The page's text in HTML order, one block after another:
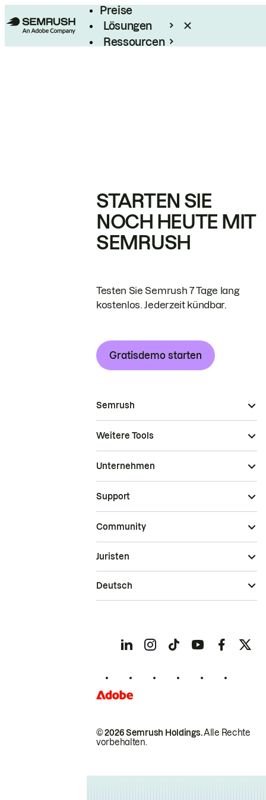
Preise
Lösungen
Ressourcen
STARTEN SIE
NOCH HEUTE MIT
SEMRUSH
Testen Sie Semrush 7 Tage lang
kostenlos. Jederzeit kündbar.
Gratisdemo starten
Semrush
Weitere Tools
Unternehmen
Support
Community
© 2026 Semrush Holdings.Alle Rechte
vorbehalten.
Juristen
Deutsch